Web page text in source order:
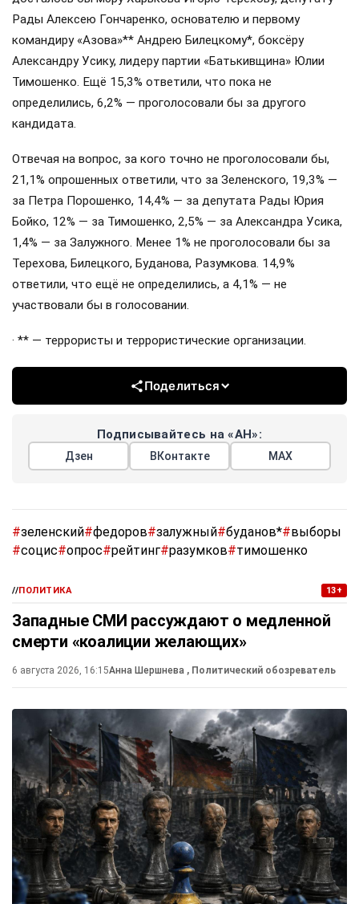
Рады Алексею Гончаренко, основателю и первому
командиру «Азова»** Андрею Билецкому*, боксёру
Александру Усику, лидеру партии «Батькивщина» Юлии
Тимошенко. Ещё 15,3% ответили, что пока не
определились, 6,2% — проголосовали бы за другого
кандидата.
Отвечая на вопрос, за кого точно не проголосовали бы,
21,1% опрошенных ответили, что за Зеленского, 19,3% —
за Петра Порошенко, 14,4% — за депутата Рады Юрия
Бойко, 12% — за Тимошенко, 2,5% — за Александра Усика,
1,4% — за Залужного. Менее 1% не проголосовали бы за
Терехова, Билецкого, Буданова, Разумкова. 14,9%
ответили, что ещё не определились, а 4,1% — не
участвовали бы в голосовании.
· ** — террористы и террористические организации.
Поделиться
Подписывайтесь на «АН»:
Дзен ВКонтакте МАХ
#зеленский#федоров#залужный#буданов*#выборы
#социс#опрос#рейтинг#разумков#тимошенко
//ПОЛИТИКА 13+
Западные СМИ рассуждают о медленной
смерти «коалиции желающих»
6 августа 2026, 16:15Анна Шершнева , Политический обозреватель